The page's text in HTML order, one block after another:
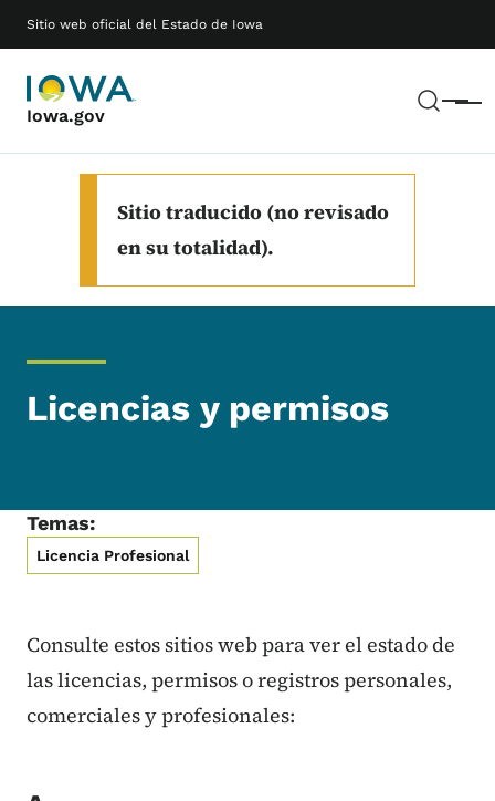
Sitio web oficial del Estado de Iowa
Iowa.gov Menú
Main navigation
Sitio traducido (no revisado
en su totalidad).
Licencias y permisos
Temas:
Licencia Profesional
Consulte estos sitios web para ver el estado de
las licencias, permisos o registros personales,
comerciales y profesionales: